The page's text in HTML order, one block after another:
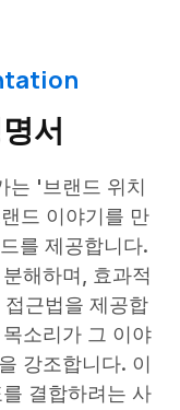
서
는 '브랜드 위치
드 이야기를 만
를 제공합니다.
해하며, 효과적
근법을 제공합
소리가 그 이야
강조합니다. 이
결합하려는 사